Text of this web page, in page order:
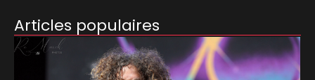
Articles populaires